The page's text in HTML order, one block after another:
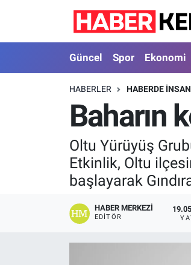
Güncel Spor Ekonomi
HABERLER HABERDE INSAN
Baharın
Oltu Yürüyüş
Etkinlik, Oltu
başlayarak
HABER MERKEZI
EDITÖR
Güncel
Spor
Ekonomi
Magazin
Nöbetçi Eczaneler
Hava Durumu
İstanbul Namaz Vakitleri
Trafik Durumu
Süper Lig Puan Durumu ve Fikstür
Tüm Manşetler